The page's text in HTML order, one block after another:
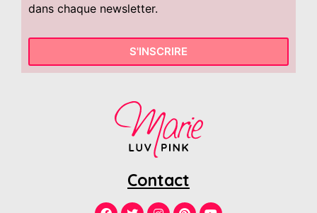
dans chaque newsletter.
S'INSCRIRE
Contact